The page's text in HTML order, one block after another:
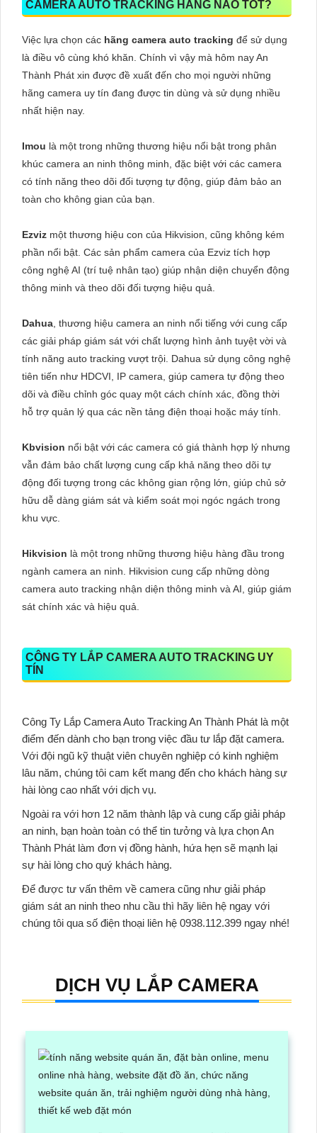
CAMERA AUTO TRACKING HÃNG NÀO TỐT?
Việc lựa chọn các hãng camera auto tracking để sử dụng
là điều vô cùng khó khăn. Chính vì vậy mà hôm nay An
Thành Phát xin được đề xuất đến cho mọi người những
hãng camera uy tín đang được tin dùng và sử dụng nhiều
nhất hiện nay.
Imou là một trong những thương hiệu nổi bật trong phân
khúc camera an ninh thông minh, đặc biệt với các camera
có tính năng theo dõi đối tượng tự động, giúp đảm bảo an
toàn cho không gian của bạn.
Ezviz một thương hiệu con của Hikvision, cũng không kém
phần nổi bật. Các sản phẩm camera của Ezviz tích hợp
công nghệ AI (trí tuệ nhân tạo) giúp nhận diện chuyển động
thông minh và theo dõi đối tượng hiệu quả.
Dahua , thương hiệu camera an ninh nổi tiếng với cung cấp
các giải pháp giám sát với chất lượng hình ảnh tuyệt vời và
tính năng auto tracking vượt trội. Dahua sử dụng công nghệ
tiên tiến như HDCVI, IP camera, giúp camera tự động theo
dõi và điều chỉnh góc quay một cách chính xác, đồng thời
hỗ trợ quản lý qua các nền tảng điện thoại hoặc máy tính.
Kbvision nổi bật với các camera có giá thành hợp lý nhưng
vẫn đảm bảo chất lượng cung cấp khả năng theo dõi tự
động đối tượng trong các không gian rộng lớn, giúp chủ sở
hữu dễ dàng giám sát và kiểm soát mọi ngóc ngách trong
khu vực.
Hikvision là một trong những thương hiệu hàng đầu trong
ngành camera an ninh. Hikvision cung cấp những dòng
camera auto tracking nhận diện thông minh và AI, giúp giám
sát chính xác và hiệu quả.
CÔNG TY LẮP CAMERA AUTO TRACKING UY
TÍN
Công Ty Lắp Camera Auto Tracking An Thành Phát là một
điểm đến dành cho bạn trong việc đầu tư lắp đặt camera.
Với đội ngũ kỹ thuật viên chuyên nghiệp có kinh nghiệm
lâu năm, chúng tôi cam kết mang đến cho khách hàng sự
hài lòng cao nhất với dịch vụ.
Ngoài ra với hơn 12 năm thành lập và cung cấp giải pháp
an ninh, bạn hoàn toàn có thể tin tưởng và lựa chọn An
Thành Phát làm đơn vị đồng hành, hứa hẹn sẽ mạnh lại
sự hài lòng cho quý khách hàng.
Để được tư vấn thêm về camera cũng như giải pháp
giám sát an ninh theo nhu cầu thì hãy liên hệ ngay với
chúng tôi qua số điện thoại liên hệ 0938.112.399 ngay nhé!
DỊCH VỤ LẮP CAMERA